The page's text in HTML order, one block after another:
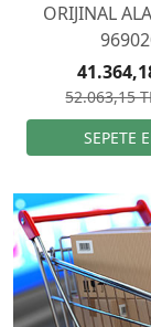
ORIJINAL
52.063,15